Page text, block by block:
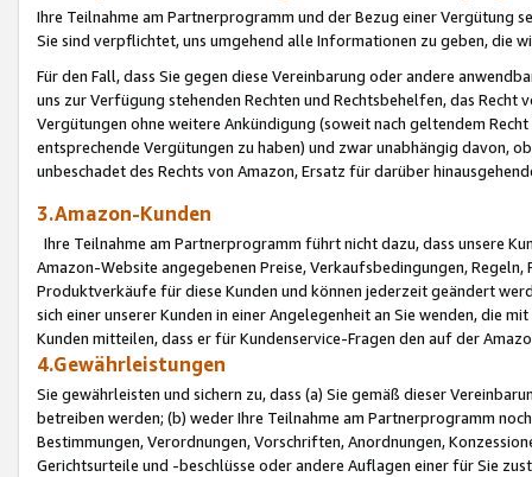
Ihre Teilnahme am Partnerprogramm und der Bezug einer Vergütung
Sie sind verpflichtet, uns umgehend alle Informationen zu geben, die
Für den Fall, dass Sie gegen diese Vereinbarung oder andere
uns zur Verfügung stehenden Rechten und Rechtsbehelfen, das
Vergütungen ohne weitere Ankündigung (soweit nach geltendem
entsprechende Vergütungen zu haben) und zwar unabhängig davon,
unbeschadet des Rechts von Amazon, Ersatz für darüber
3.Amazon-Kunden
Ihre Teilnahme am Partnerprogramm führt nicht dazu, dass unsere
Amazon-Website angegebenen Preise, Verkaufsbedingungen,
Produktverkäufe für diese Kunden und können jederzeit geändert
sich einer unserer Kunden in einer Angelegenheit an Sie wenden, die
Kunden mitteilen, dass er für Kundenservice-Fragen den auf der
4.Gewährleistungen
Sie gewährleisten und sichern zu, dass (a) Sie gemäß dieser
betreiben werden; (b) weder Ihre Teilnahme am Partnerprogramm
Bestimmungen, Verordnungen, Vorschriften, Anordnungen,
Gerichtsurteile und -beschlüsse oder andere Auflagen einer für Sie